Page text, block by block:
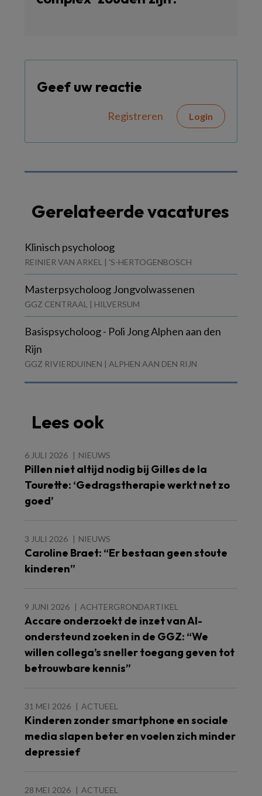
Geef uw reactie
Registreren Login
Gerelateerde vacatures
Klinisch psycholoog
REINIER VAN ARKEL | 'S-HERTOGENBOSCH
Masterpsycholoog Jongvolwassenen
GGZ CENTRAAL | HILVERSUM
Basispsycholoog - Poli Jong Alphen aan den
Rijn
GGZ RIVIERDUINEN | ALPHEN AAN DEN RIJN
Lees ook
6 JULI 2026 NIEUWS
Pillen niet altijd nodig bij Gilles de la
Tourette: ‘Gedragstherapie werkt net zo
goed’
3 JULI 2026 NIEUWS
Caroline Braet: “Er bestaan geen stoute
kinderen”
9 JUNI 2026 ACHTERGRONDARTIKEL
Accare onderzoekt de inzet van AI-
ondersteund zoeken in de GGZ: “We
willen collega’s sneller toegang geven tot
betrouwbare kennis”
31 MEI 2026 ACTUEEL
Kinderen zonder smartphone en sociale
media slapen beter en voelen zich minder
depressief
28 MEI 2026 ACTUEEL